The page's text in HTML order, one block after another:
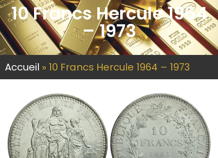
10 Francs Hercule 1964
– 1973
Accueil » 10 Francs Hercule 1964 – 1973